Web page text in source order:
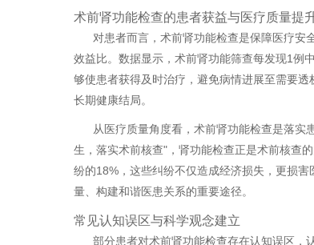
术前肾功能检查的患者获益与医疗质量提
对患者而言，术前肾功能检查是保障医疗安
效益比。数据显示，术前肾功能筛查每发现1例
够使患者获得及时治疗，避免病情进展至需要
长期健康结局。
从医疗质量角度看，术前肾功能检查是落实
生，落实术前核查"，肾功能检查正是术前核查
纷的18%，这些纠纷不仅造成经济损失，更损
量、构建和谐医患关系的重要途径。
常见认知误区与科学观念建立
部分患者对术前肾功能检查存在认知误区，